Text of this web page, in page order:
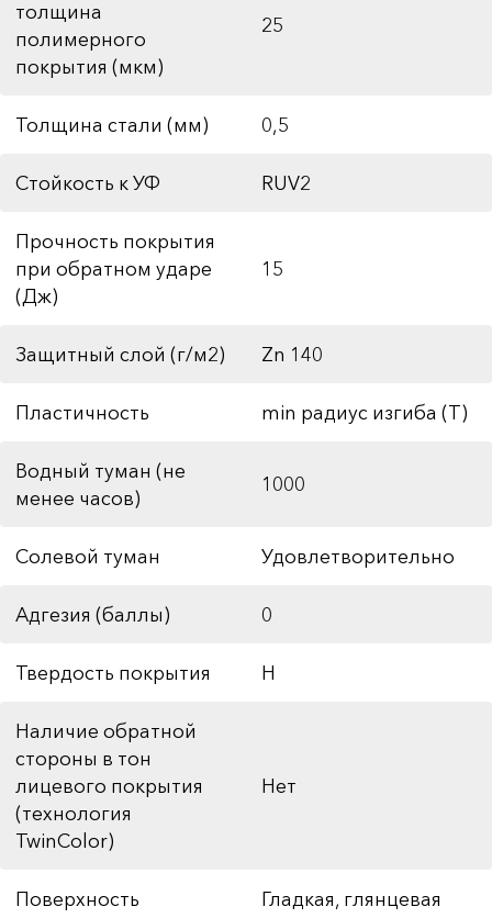
толщина
полимерного
покрытия (мкм)
25
Толщина стали (мм) 0,5
Стойкость к УФ RUV2
Прочность покрытия
при обратном ударе
(Дж)
15
Защитный слой (г/м2) Zn 140
Пластичность min радиус изгиба (Т)
Водный туман (не
менее часов)
1000
Солевой туман Удовлетворительно
Адгезия (баллы) 0
Твердость покрытия H
Наличие обратной
стороны в тон
лицевого покрытия
(технология
TwinColor)
Нет
Поверхность Гладкая, глянцевая